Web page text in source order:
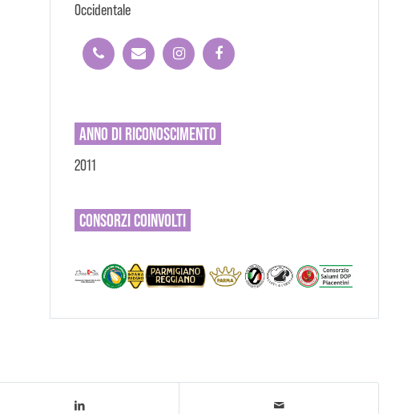
Occidentale
ANNO DI RICONOSCIMENTO
2011
CONSORZICOINVOLTI